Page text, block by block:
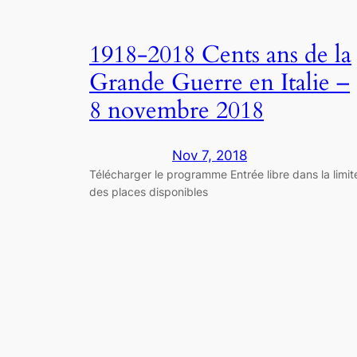
1918-2018 Cents ans de la
Grande Guerre en Italie –
8 novembre 2018
Nov 7, 2018
Télécharger le programme Entrée libre dans la
des places disponibles